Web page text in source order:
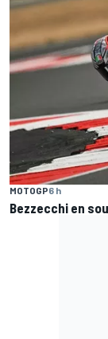
MOTOGP6 h
Bezzecchi en